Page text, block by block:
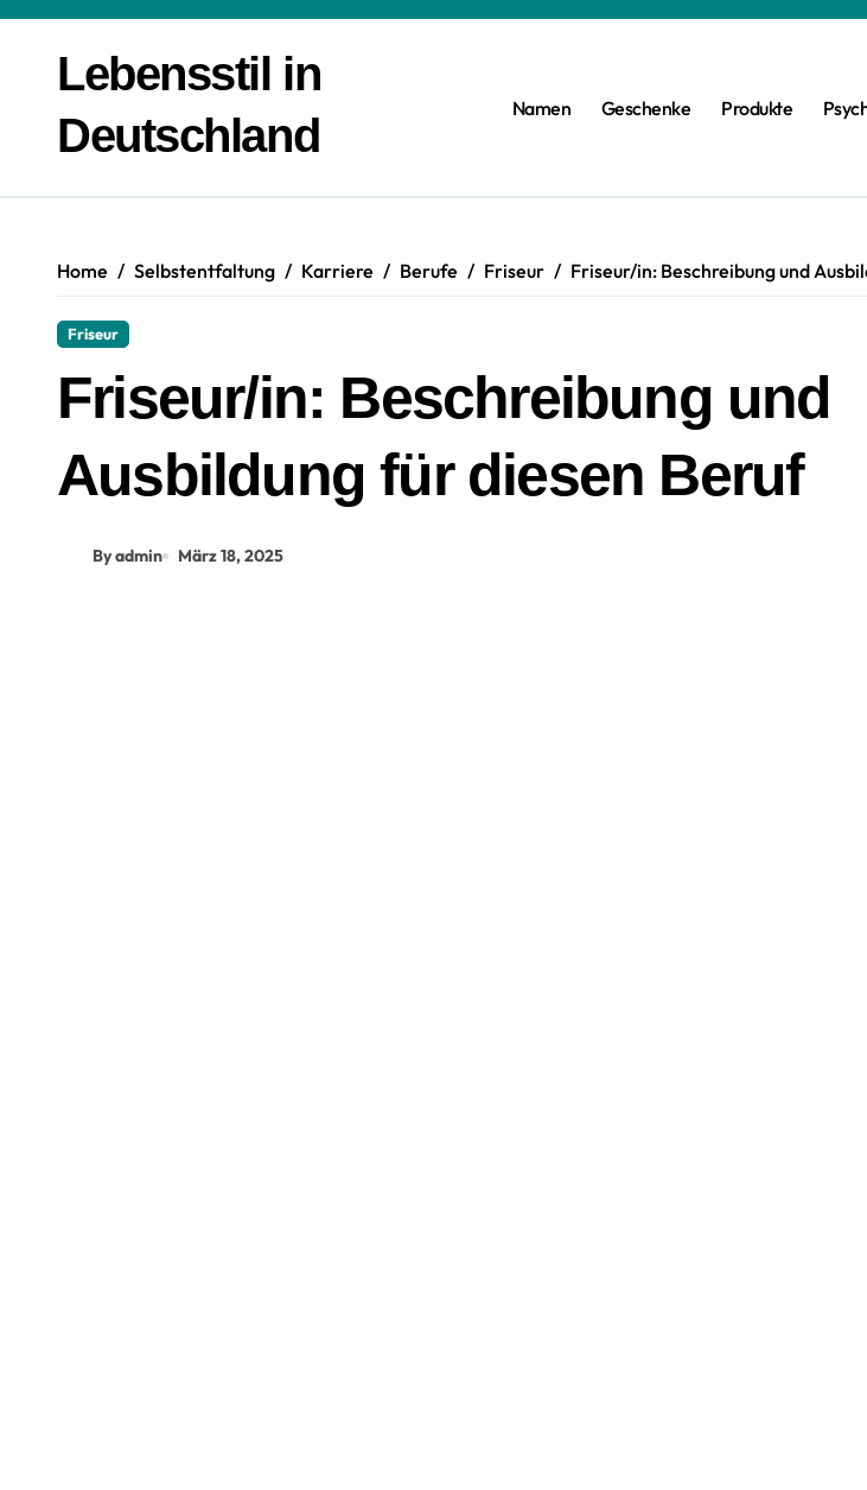
springenLebensstil in
Deutschland
Namen Geschenke Produkte
Home Selbstentfaltung Karriere Berufe Friseur Friseur/in: Beschreibung und
Friseur
Friseur/in: Beschreibung und
Ausbildung für diesen Beruf
By admin März 18, 2025